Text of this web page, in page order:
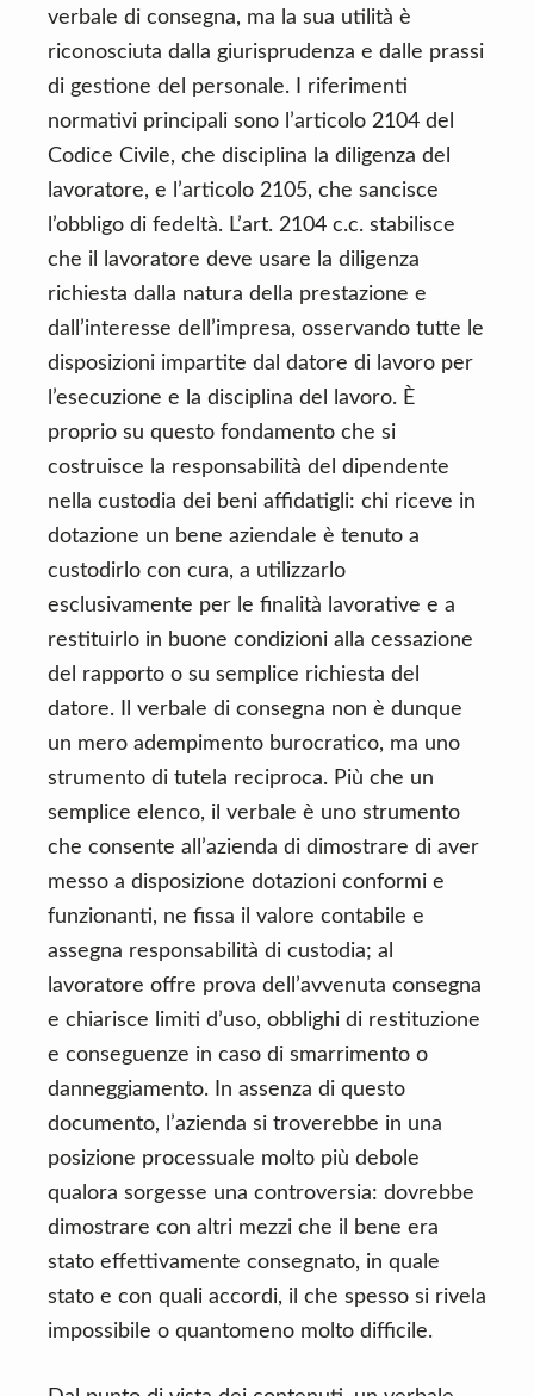
verbale di consegna, ma la sua utilità è
riconosciuta dalla giurisprudenza e dalle prassi
di gestione del personale. I riferimenti
normativi principali sono l’articolo 2104 del
Codice Civile, che disciplina la diligenza del
lavoratore, e l’articolo 2105, che sancisce
l’obbligo di fedeltà. L’art. 2104 c.c. stabilisce
che il lavoratore deve usare la diligenza
richiesta dalla natura della prestazione e
dall’interesse dell’impresa, osservando tutte le
disposizioni impartite dal datore di lavoro per
l’esecuzione e la disciplina del lavoro. È
proprio su questo fondamento che si
costruisce la responsabilità del dipendente
nella custodia dei beni affidatigli: chi riceve in
dotazione un bene aziendale è tenuto a
custodirlo con cura, a utilizzarlo
esclusivamente per le finalità lavorative e a
restituirlo in buone condizioni alla cessazione
del rapporto o su semplice richiesta del
datore. Il verbale di consegna non è dunque
un mero adempimento burocratico, ma uno
strumento di tutela reciproca. Più che un
semplice elenco, il verbale è uno strumento
che consente all’azienda di dimostrare di aver
messo a disposizione dotazioni conformi e
funzionanti, ne fissa il valore contabile e
assegna responsabilità di custodia; al
lavoratore offre prova dell’avvenuta consegna
e chiarisce limiti d’uso, obblighi di restituzione
e conseguenze in caso di smarrimento o
danneggiamento. In assenza di questo
documento, l’azienda si troverebbe in una
posizione processuale molto più debole
qualora sorgesse una controversia: dovrebbe
dimostrare con altri mezzi che il bene era
stato effettivamente consegnato, in quale
stato e con quali accordi, il che spesso si rivela
impossibile o quantomeno molto difficile.